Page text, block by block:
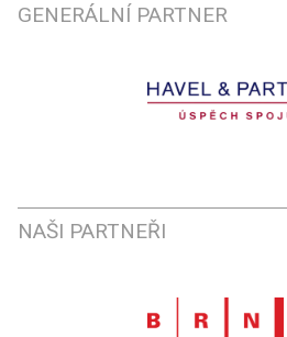
GENERÁLNÍ PARTNER
NAŠI PARTNEŘI